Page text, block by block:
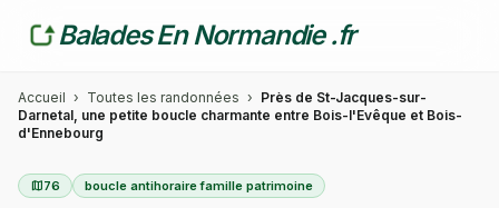
Balades En Normandie .fr
Accueil › Toutes les randonnées › Près de St-Jacques-sur-
Darnetal, une petite boucle charmante entre Bois-l'Evêque et Bois-
d'Ennebourg
map76 boucle antihoraire famille patrimoine